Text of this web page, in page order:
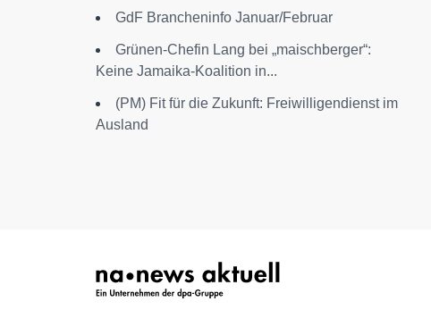
GdF Brancheninfo Januar/Februar
Grünen-Chefin Lang bei „maischberger“:
Keine Jamaika-Koalition in...
(PM) Fit für die Zukunft: Freiwilligendienst im
Ausland